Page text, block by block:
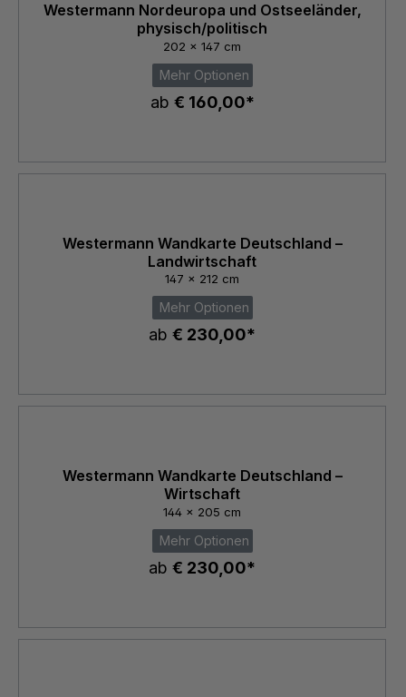
Westermann Nordeuropa und Ostseeländer,
physisch/politisch
202 x 147 cm
Mehr Optionen
ab € 160,00*
Westermann Wandkarte Deutschland –
Landwirtschaft
147 x 212 cm
Mehr Optionen
ab € 230,00*
Westermann Wandkarte Deutschland –
Wirtschaft
144 x 205 cm
Mehr Optionen
ab € 230,00*